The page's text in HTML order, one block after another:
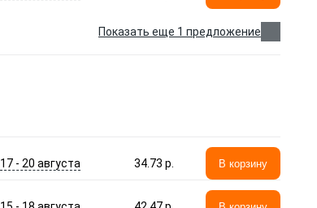
Показать еще 1 предложение
17 - 20 августа 34.73 p. В корзину